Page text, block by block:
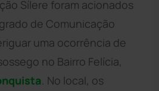
Sílere foram acionados
de Comunicação
uma ocorrência de
no Bairro Felícia,
. No local, os